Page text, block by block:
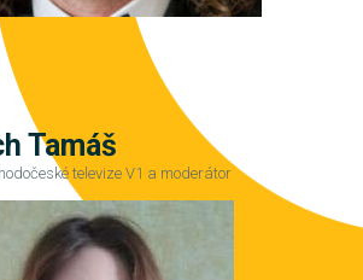
Tamáš
televize V1 a moderátor